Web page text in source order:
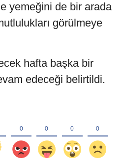
yemeğini de bir arada
görülmeye
hafta başka bir
edeceği belirtildi.